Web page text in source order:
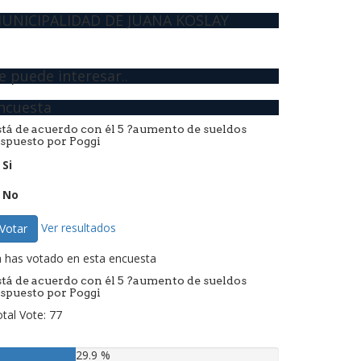
DE JUANA KOSLAY
puede interesar..
de acuerdo con él 5 ?aumento de sueldos
por Poggi
Si
No
Votar Ver resultados
has votado en esta encuesta
de acuerdo con él 5 ?aumento de sueldos
por Poggi
Vote: 77
29.9 %